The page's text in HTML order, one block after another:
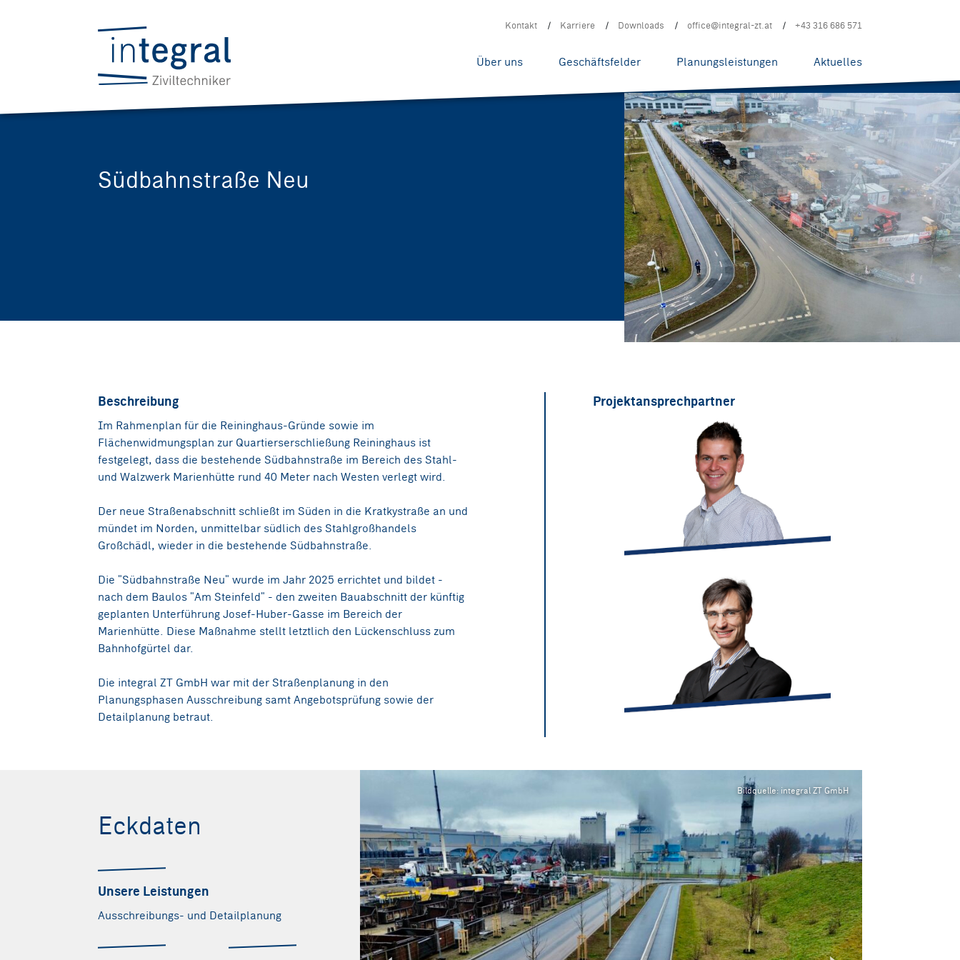
Kontakt Karriere Downloads office@integral-zt.at +43 316 686 571
Über uns Geschäftsfelder Planungsleistungen Aktuelles
Südbahnstraße Neu
Beschreibung
Im Rahmenplan für die Reininghaus-Gründe sowie im
Flächenwidmungsplan zur Quartierserschließung Reininghaus ist
festgelegt, dass die bestehende Südbahnstraße im Bereich des Stahl-
und Walzwerk Marienhütte rund 40 Meter nach Westen verlegt wird.
Der neue Straßenabschnitt schließt im Süden in die Kratkystraße an und
mündet im Norden, unmittelbar südlich des Stahlgroßhandels
Großchädl, wieder in die bestehende Südbahnstraße.
Die "Südbahnstraße Neu" wurde im Jahr 2025 errichtet und bildet -
nach dem Baulos "Am Steinfeld" - den zweiten Bauabschnitt der künftig
geplanten Unterführung Josef-Huber-Gasse im Bereich der
Marienhütte. Diese Maßnahme stellt letztlich den Lückenschluss zum
Bahnhofgürtel dar.
Die integral ZT GmbH war mit der Straßenplanung in den
Planungsphasen Ausschreibung samt Angebotsprüfung sowie der
Detailplanung betraut.
Projektansprechpartner
manuel.sturmann@integral-zt.at
markus.wagner@integral-zt.at
Eckdaten
Unsere Leistungen
Ausschreibungs- und Detailplanung
Bildquelle: integral ZT GmbH